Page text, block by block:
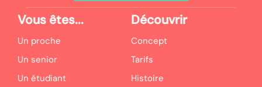
Vous êtes...
Un proche
Un senior
Un étudiant
Découvrir
Concept
Tarifs
Histoire